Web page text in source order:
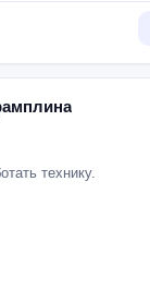
технику.